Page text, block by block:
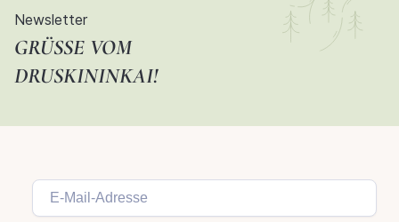
Newsletter
GRÜSSE VOM D
RUSKININKAI!